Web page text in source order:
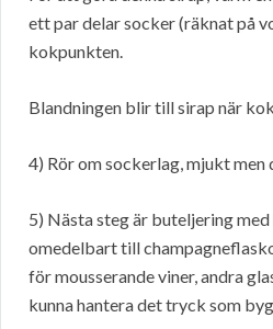
ett par delar socker (räknat på
kokpunkten.
Blandningen blir till sirap när
4) Rör om sockerlag, mjukt men
5) Nästa steg är buteljering
omedelbart till
för mousserande viner, andra
kunna hantera det tryck som